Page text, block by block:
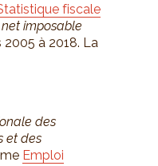
fiscale
imposable
à 2018. La
des
et des
Emploi